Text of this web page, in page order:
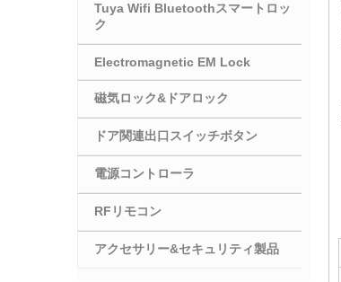
Tuya Wifi Bluetoothスマートロッ
ク
Electromagnetic EM Lock
磁気ロック&ドアロック
ドア関連出口スイッチボタン
電源コントローラ
RFリモコン
アクセサリー&セキュリティ製品